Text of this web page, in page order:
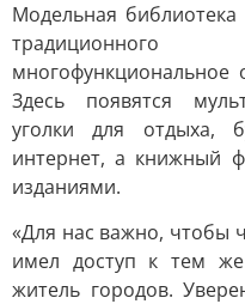
Модельная
многофункциональное
Здесь появятся
уголки для отдыха,
интернет, а книжный
изданиями.
«Для нас важно, чтобы
имел доступ к тем
житель городов.